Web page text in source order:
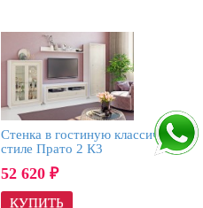
Стенка в гостиную классическом
стиле Прато 2 К3
52 620 ₽